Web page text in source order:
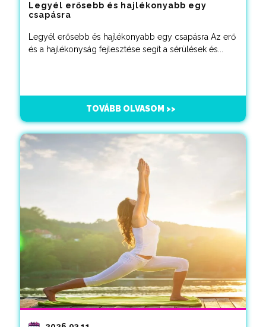
Legyél erősebb és hajlékonyabb egy
csapásra
Legyél erősebb és hajlékonyabb egy csapásra Az erő
és a hajlékonyság fejlesztése segít a sérülések és...
TOVÁBB OLVASOM >>